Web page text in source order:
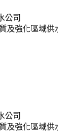
公司
及強化區域
公司
及強化區域